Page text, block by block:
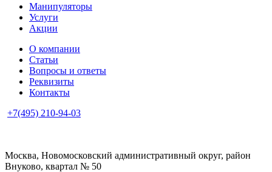
Манипуляторы
Услуги
Акции
О компании
Статьи
Вопросы и ответы
Реквизиты
Контакты
+7(495) 210-94-03
Москва, Новомосковский административный округ, район
Внуково, квартал № 50